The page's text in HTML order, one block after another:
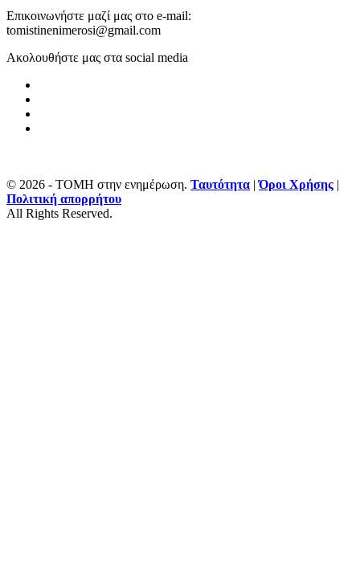
Επικοινωνήστε μαζί μας στο e-mail:
tomistinenimerosi@gmail.com
Ακολουθήστε μας στα social media
© 2026 - ΤΟΜΗ στην ενημέρωση. Ταυτότητα |Όροι Χρήσης |
Πολιτική απορρήτου
All Rights Reserved.